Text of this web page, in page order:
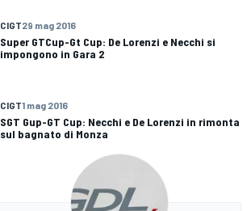
CIGT29 mag 2016
Super GTCup-Gt Cup: De Lorenzi e Necchi si
impongono in Gara 2
CIGT1 mag 2016
SGT Gup-GT Cup: Necchi e De Lorenzi in rimonta
sul bagnato di Monza